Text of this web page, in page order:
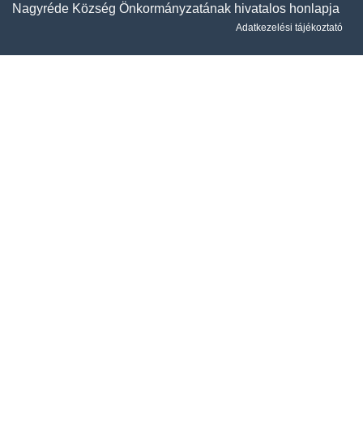
Nagyréde Község Önkormányzatának hivatalos honlapja
Adatkezelési tájékoztató